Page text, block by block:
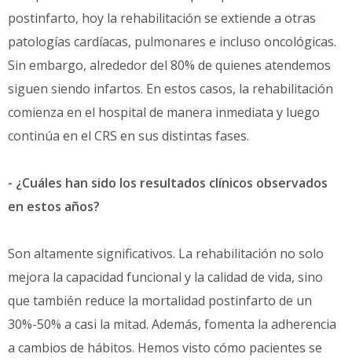
postinfarto, hoy la rehabilitación se extiende a otras
patologías cardíacas, pulmonares e incluso oncológicas.
Sin embargo, alrededor del 80% de quienes atendemos
siguen siendo infartos. En estos casos, la rehabilitación
comienza en el hospital de manera inmediata y luego
continúa en el CRS en sus distintas fases.
- ¿Cuáles han sido los resultados clínicos observados
en estos años?
Son altamente significativos. La rehabilitación no solo
mejora la capacidad funcional y la calidad de vida, sino
que también reduce la mortalidad postinfarto de un
30%-50% a casi la mitad. Además, fomenta la adherencia
a cambios de hábitos. Hemos visto cómo pacientes se